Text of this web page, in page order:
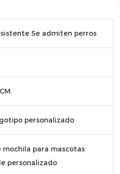
Se admiten perros
personalizado
mochila para mascotas
personalizado